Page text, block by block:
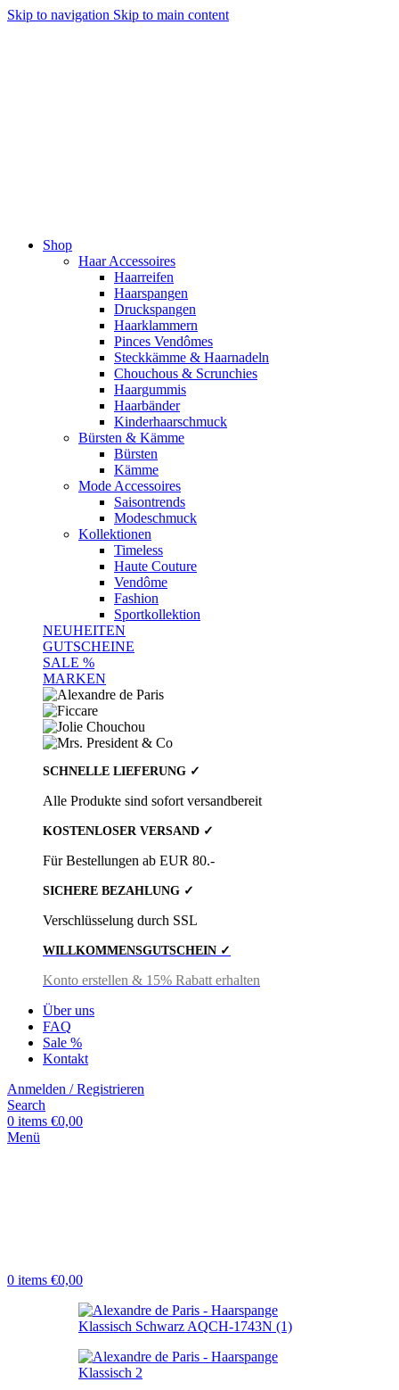
Skip to navigation Skip to main content
Shop
Haar Accessoires
Haarreifen
Haarspangen
Druckspangen
Haarklammern
Pinces Vendômes
Steckkämme & Haarnadeln
Chouchous & Scrunchies
Haargummis
Haarbänder
Kinderhaarschmuck
Bürsten & Kämme
Bürsten
Kämme
Mode Accessoires
Saisontrends
Modeschmuck
Kollektionen
Timeless
Haute Couture
Vendôme
Fashion
Sportkollektion
NEUHEITEN
GUTSCHEINE
SALE %
MARKEN
SCHNELLE LIEFERUNG ✓
Alle Produkte sind sofort versandbereit
KOSTENLOSER VERSAND ✓
Für Bestellungen ab EUR 80.-
SICHERE BEZAHLUNG ✓
Verschlüsselung durch SSL
WILLKOMMENSGUTSCHEIN ✓
Konto erstellen & 15% Rabatt erhalten
Über uns
FAQ
Sale %
Kontakt
Anmelden / Registrieren
Search
0 items €0,00
Menü
0 items €0,00